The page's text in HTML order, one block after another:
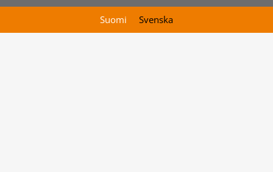
Suomi Svenska